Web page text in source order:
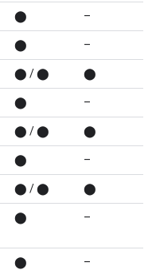
⬤ –
⬤ –
⬤ / ⬤ ⬤
⬤ –
⬤ / ⬤ ⬤
⬤ –
⬤ / ⬤ ⬤
⬤ –
⬤ –